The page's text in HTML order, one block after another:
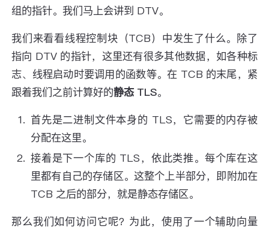
组的指针。我们马上会讲到 DTV。
我们来看看线程控制块（TCB）中发生了什么。除了
指向 DTV 的指针，这里还有很多其他数据，如各种标
志、线程启动时要调用的函数等。在 TCB 的末尾，紧
跟着我们之前计算好的静态 TLS。
首先是二进制文件本身的 TLS，它需要的内存被
分配在这里。
接着是下一个库的 TLS，依此类推。每个库在这
里都有自己的存储区。这整个上半部分，即附加在
TCB 之后的部分，就是静态存储区。
那么我们如何访问它呢？为此，使用了一个辅助向量